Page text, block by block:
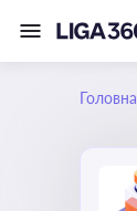
Головна